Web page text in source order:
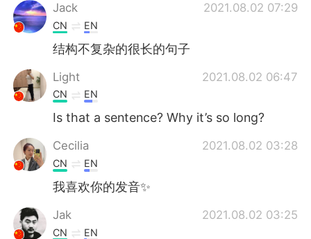
한국어
Indonesia Italiano
Türkçe
Português
Jack
2021.08.02 07:29
CN EN
结构不复杂的很长的句子
Light 2021.08.02 06:47
CN EN
Is that a sentence? Why it’s so long?
Cecilia 2021.08.02 03:28
CN EN
我喜欢你的发音✨
Jak 2021.08.02 03:25
CN EN